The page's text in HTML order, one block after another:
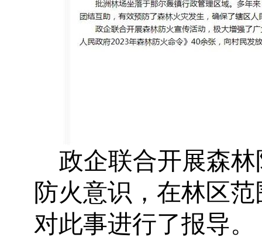
政企联合开展森
防火意识，在林区
对此事进行了报导。